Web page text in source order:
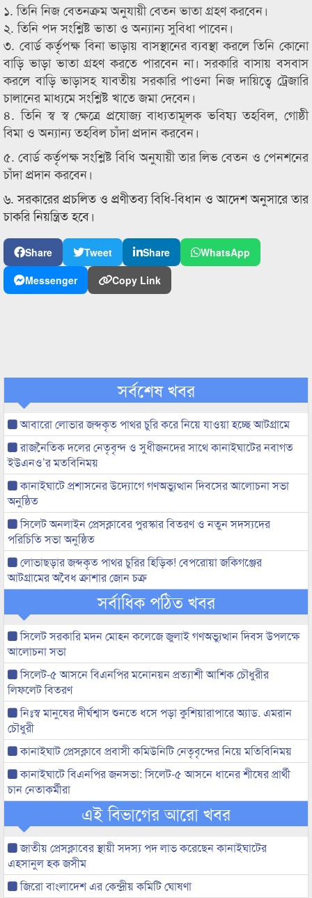
১. তিনি নিজ বেতনক্রম অনুযায়ী বেতন ভাতা গ্রহণ করবেন।
২. তিনি পদ সংশ্লিষ্ট ভাতা ও অন্যান্য সুবিধা পাবেন।
৩. বোর্ড কর্তৃপক্ষ বিনা ভাড়ায় বাসস্থানের ব্যবস্থা করলে তিনি কোনো
বাড়ি ভাড়া ভাতা গ্রহণ করতে পারবেন না। সরকারি বাসায় বসবাস
করলে বাড়ি ভাড়াসহ যাবতীয় সরকারি পাওনা নিজ দায়িত্বে ট্রেজারি
চালানের মাধ্যমে সংশ্লিষ্ট খাতে জমা দেবেন।
৪. তিনি স্ব স্ব ক্ষেত্রে প্রযোজ্য বাধ্যতামূলক ভবিষ্য তহবিল, গোষ্ঠী
বিমা ও অন্যান্য তহবিল চাঁদা প্রদান করবেন।
৫. বোর্ড কর্তৃপক্ষ সংশ্লিষ্ট বিধি অনুযায়ী তার লিভ বেতন ও পেনশনের
চাঁদা প্রদান করবেন।
৬. সরকারের প্রচলিত ও প্রণীতব্য বিধি-বিধান ও আদেশ অনুসারে তার
চাকরি নিয়ন্ত্রিত হবে।
Share Tweet Share
WhatsApp
Messenger
Copy Link
সর্বশেষ খবর
আবারো লোভার জব্দকৃত পাথর চুরি করে নিয়ে যাওয়া হচ্ছে আটগ্রামে
রাজনৈতিক দলের নেতৃবৃন্দ ও সুধীজনদের সাথে কানাইঘাটের নবাগত
ইউএনও’র মতবিনিময়
কানাইঘাটে প্রশাসনের উদ্যোগে গণঅভ্যুত্থান দিবসের আলোচনা সভা
অনুষ্ঠিত
সিলেট অনলাইন প্রেসক্লাবের পুরস্কার বিতরণ ও নতুন সদস্যদের
পরিচিতি সভা অনুষ্ঠিত
লোভাছড়ার জব্দকৃত পাথর চুরির হিড়িক! বেপরোয়া জকিগঞ্জের
আটগ্রামের অবৈধ ক্রাশার জোন চক্র
সর্বাধিক পঠিত খবর
সিলেট সরকারি মদন মোহন কলেজে জুলাই গণঅভ্যুত্থান দিবস উপলক্ষে
আলোচনা সভা
সিলেট-৫ আসনে বিএনপির মনোনয়ন প্রত্যাশী আশিক চৌধুরীর
লিফলেট বিতরণ
নিঃস্ব মানুষের দীর্ঘশ্বাস শুনতে ধসে পড়া কুশিয়ারাপারে অ্যাড. এমরান
চৌধুরী
কানাইঘাট প্রেসক্লাবে প্রবাসী কমিউনিটি নেতৃবৃন্দের নিয়ে মতিবিনিময়
কানাইঘাটে বিএনপির জনসভা: সিলেট-৫ আসনে ধানের শীষের প্রার্থী
চান নেতাকর্মীরা
এই বিভাগের আরো খবর
জাতীয় প্রেসক্লাবের স্থায়ী সদস্য পদ লাভ করেছেন কানাইঘাটের
এহসানুল হক জসীম
জিরো বাংলাদেশ এর কেন্দ্রীয় কমিটি ঘোষণা